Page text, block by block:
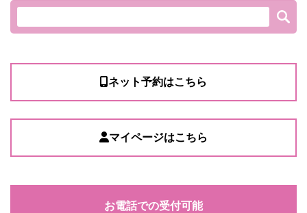
ネット予約はこちら
マイページはこちら
お電話での受付可能